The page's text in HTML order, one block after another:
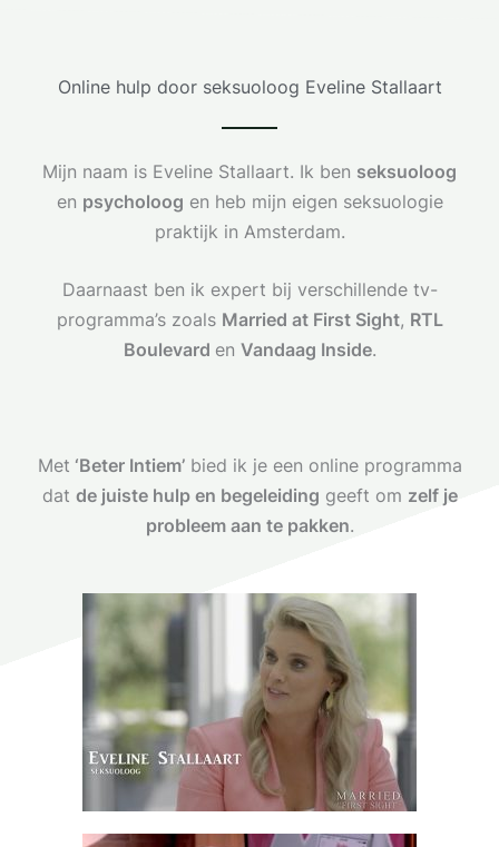
Online hulp door seksuoloog Eveline Stallaart
Mijn naam is Eveline Stallaart. Ik ben seksuoloog
en psycholoog en heb mijn eigen seksuologie
praktijk in Amsterdam.
Daarnaast ben ik expert bij verschillende tv-
programma’s zoals Married at First Sight, RTL
Boulevard en Vandaag Inside.
Met ‘Beter Intiem’bied ik je een online programma
dat de juiste hulp en begeleiding geeft om zelf je
probleem aan te pakken.